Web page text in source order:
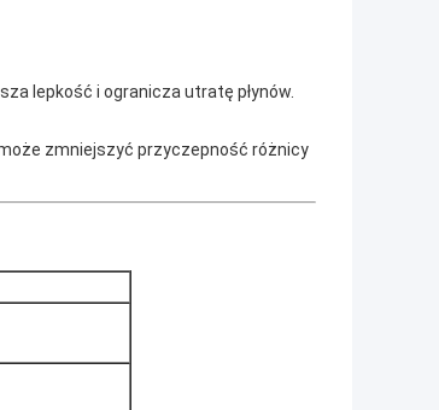
lepkość i ogranicza utratę płynów.
zmniejszyć przyczepność różnicy